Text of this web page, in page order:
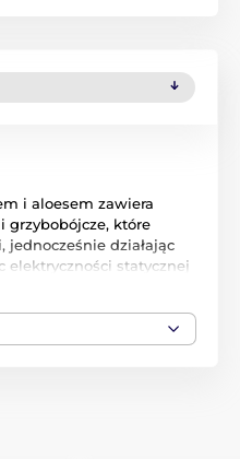
i aloesem zawiera
grzybobójcze, które
jednocześnie działając
elektryczności statycznej
odległości od
lub dwie minuty i
powinno
wilgotna.